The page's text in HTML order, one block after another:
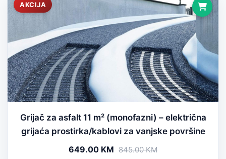
AKCIJA
Grijač za asfalt 11 m² (monofazni) – električna
grijaća prostirka/kablovi za vanjske površine
649.00 KM 845.00 KM